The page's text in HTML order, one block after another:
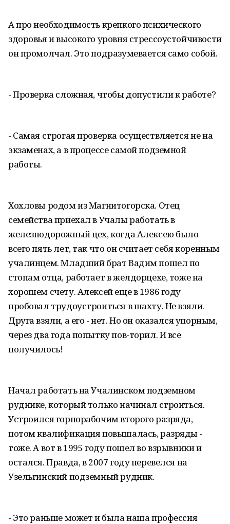
А про необходимость крепкого психического
здоровья и высокого уровня стрессоустойчивости
он промолчал. Это подразумевается само собой.
- Проверка сложная, чтобы допустили к работе?
- Самая строгая проверка осуществляется не на
экзаменах, а в процессе самой подземной
работы.
Хохловы родом из Магнитогорска. Отец
семейства приехал в Учалы работать в
железнодорожный цех, когда Алексею было
всего пять лет, так что он считает себя коренным
учалинцем. Младший брат Вадим пошел по
стопам отца, работает в желдорцехе, тоже на
хорошем счету. Алексей еще в 1986 году
пробовал трудоустроиться в шахту. Не взяли.
Друга взяли, а его - нет. Но он оказался упорным,
через два года попытку пов-торил. И все
получилось!
Начал работать на Учалинском подземном
руднике, который только начинал строиться.
Устроился горнорабочим второго разряда,
потом квалификация повышалась, разряды -
тоже. А вот в 1995 году пошел во взрывники и
остался. Правда, в 2007 году перевелся на
Узельгинский подземный рудник.
- Это раньше может и была наша профессия